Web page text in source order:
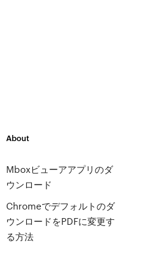
About
Mboxビューアアプリのダ
ウンロード
Chromeでデフォルトのダ
ウンロードをPDFに変更す
る方法